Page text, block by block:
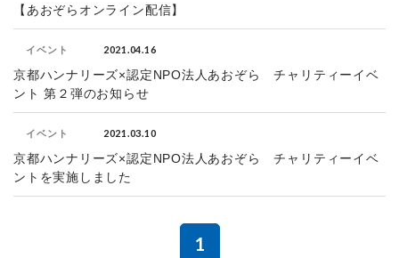
【あおぞらオンライン配信】
イベント 2021.04.16
京都ハンナリーズ×認定NPO法人あおぞら チャリティーイベ
ント 第２弾のお知らせ
イベント 2021.03.10
京都ハンナリーズ×認定NPO法人あおぞら チャリティーイベ
ントを実施しました
1